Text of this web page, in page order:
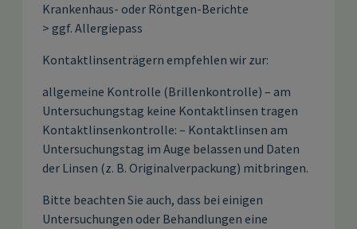
Krankenhaus- oder Röntgen-Berichte
> ggf. Allergiepass
Kontaktlinsenträgern empfehlen wir zur:
allgemeine Kontrolle (Brillenkontrolle) – am
Untersuchungstag keine Kontaktlinsen tragen
Kontaktlinsenkontrolle: – Kontaktlinsen am
Untersuchungstag im Auge belassen und Daten
der Linsen (z. B. Originalverpackung) mitbringen.
Bitte beachten Sie auch, dass bei einigen
Untersuchungen oder Behandlungen eine